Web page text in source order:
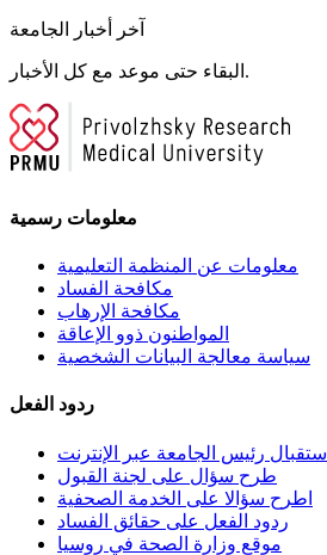
آخر أخبار الجامعة
البقاء حتى موعد مع كل الأخبار.
معلومات رسمية
معلومات عن المنظمة التعليمية
مكافحة الفساد
مكافحة الإرهاب
المواطنون ذوو الإعاقة
سياسة معالجة البيانات الشخصية
ردود الفعل
استقبال رئيس الجامعة عبر الإنترنت
طرح سؤال على لجنة القبول
اطرح سؤالا على الخدمة الصحفية
ردود الفعل على حقائق الفساد
موقع وزارة الصحة في روسيا